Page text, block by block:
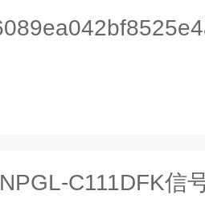
NPGL-C111DFK信号